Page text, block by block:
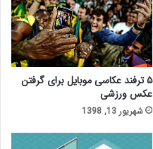
۵ ترفند عکاسی موبایل برای گرفتن
عکس ورزشی
شهریور 13, 1398